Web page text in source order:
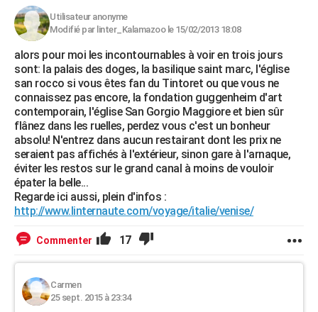
DICTIONNAIRE
Dictionnaire
Biographies
Citations
Expressions
Proverbes
PROGRAMME TV
COPAINS D'AVANT
S'inscrire
Se connecter
Lycées
Collèges
Primaires
Universités
Entreprises
Service militaire
Avis de recherche
AVIS DE DÉCÈS
FORUM
Bricolage
Lifestyle
Culture
Sport
Auto
Television
Voyage
Cinema
Utilisateur anonyme
Modifié par linter_Kalamazoo le 15/02/2013 18:08
alors pour moi les incontournables à voir en trois jours
sont: la palais des doges, la basilique saint marc, l'église
san rocco si vous êtes fan du Tintoret ou que vous ne
connaissez pas encore, la fondation guggenheim d'art
contemporain, l'église San Gorgio Maggiore et bien sûr
flânez dans les ruelles, perdez vous c'est un bonheur
absolu! N'entrez dans aucun restairant dont les prix ne
seraient pas affichés à l'extérieur, sinon gare à l'arnaque,
éviter les restos sur le grand canal à moins de vouloir
épater la belle...
Regarde ici aussi, plein d'infos :
http://www.linternaute.com/voyage/italie/venise/
Commenter 17
Carmen
25 sept. 2015 à 23:34